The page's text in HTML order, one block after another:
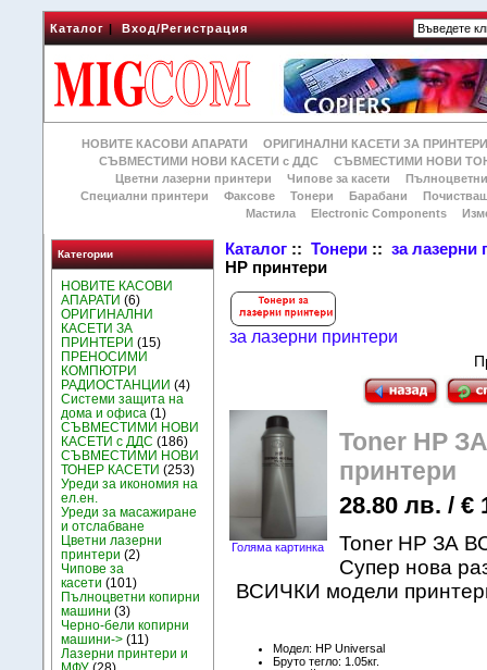
Каталог|Вход/Регистрация
НОВИТЕ КАСОВИ АПАРАТИ
ОРИГИНАЛНИ КАСЕТИ ЗА
СЪВМЕСТИМИ НОВИ КАСЕТИ с ДДС
СЪВМЕСТИМИ НОВИ
Цветни лазерни принтери
Чипове за касети
Специални принтери
Факсове Тонери Барабани
Мастила
Electronic Components
Категории
НОВИТЕ КАСОВИ
АПАРАТИ (6)
ОРИГИНАЛНИ
КАСЕТИ ЗА
ПРИНТЕРИ (15)
ПРЕНОСИМИ
КОМПЮТРИ
РАДИОСТАНЦИИ (4)
Системи защита на
дома и офиса (1)
СЪВМЕСТИМИ НОВИ
КАСЕТИ с ДДС (186)
СЪВМЕСТИМИ НОВИ
ТОНЕР КАСЕТИ (253)
Уреди за икономия на
ел.ен.
Уреди за масажиране
и отслабване
Цветни лазерни
принтери (2)
Чипове за
касети (101)
Пълноцветни копирни
машини (3)
Черно-бели копирни
машини-> (11)
Лазерни принтери и
Каталог ::Тонери ::за лазерни
HP принтери
за лазерни принтери
Голяма картинка
Toner HP
принтери
28.80 лв. / €
Toner HP ЗА
Супер нова
ВСИЧКИ модели
Модел: HP Universal
Бруто тегло: 1.05кг.